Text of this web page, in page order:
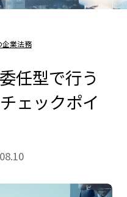
企業法務
任型で行う
ェックポイ